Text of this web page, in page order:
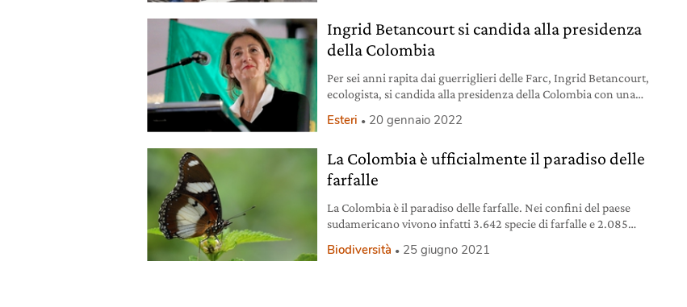
Ingrid Betancourt si candida alla presidenza
della Colombia
Per sei anni rapita dai guerriglieri delle Farc, Ingrid Betancourt,
ecologista, si candida alla presidenza della Colombia con una
Esteri 20 gennaio 2022
La Colombia è ufficialmente il paradiso delle
farfalle
La Colombia è il paradiso delle farfalle. Nei confini del paese
sudamericano vivono infatti 3.642 specie di farfalle e 2.085
nell’intero Pianeta. A dirlo sono gli scienziati del Museo di storia
Biodiversità 25 giugno 2021